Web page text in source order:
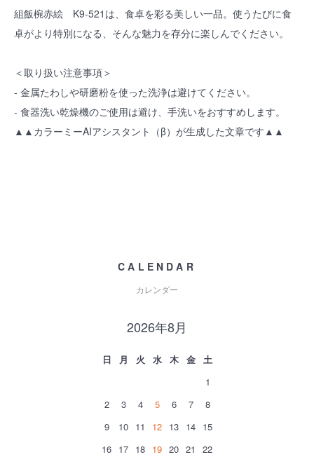
組飯椀赤絵 K9-521は、食卓を彩る美しい一品。使うたびに食
卓がより特別になる、そんな魅力を存分に楽しんでください。
＜取り扱い注意事項＞
- 金属たわしや研磨粉を使った洗浄は避けてください。
- 食器洗い乾燥機のご使用は避け、手洗いをおすすめします。
▲▲カラーミーAIアシスタント（β）が生成した文章です▲▲
CALENDAR
カレンダー
2026年8月
日 月 火 水 木 金
土
1
2
3 4 5 6 7
8
9
10 11 12 13 14 15
16 17 18 19 20 21
22